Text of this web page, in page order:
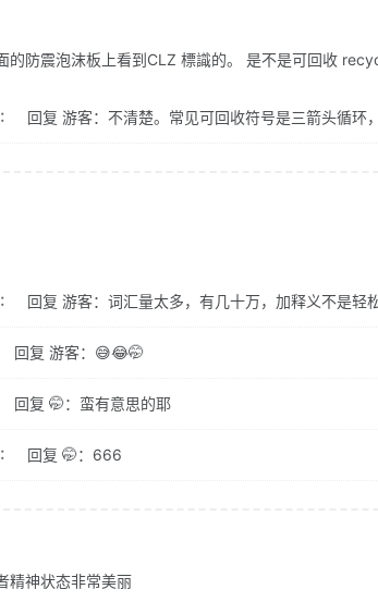
的防震泡沫板上看到CLZ 標識的。 是不是可回收
： 回复 游客：不清楚。常见可回收符号是三箭头循环
： 回复 游客：词汇量太多，有几十万，加释义不是轻
回复 游客：😅😂🤭
回复 🤭：蛮有意思的耶
： 回复 🤭：666
精神状态非常美丽